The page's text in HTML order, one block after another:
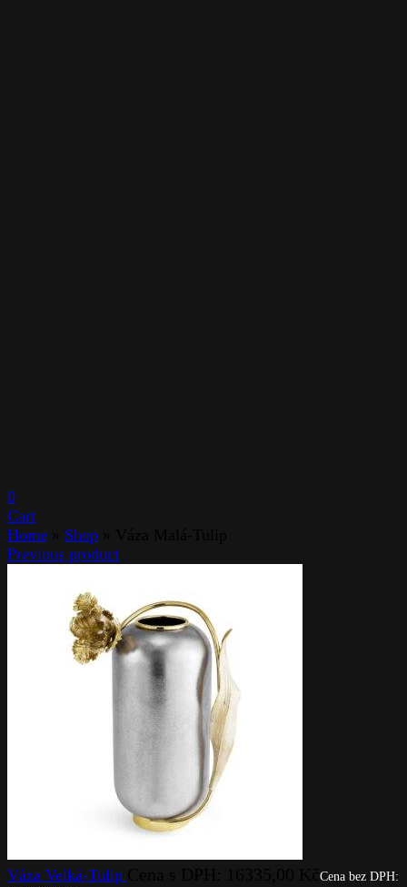
0
Cart
Home
Shop
Previous product
Váza Velká-Tulip
Cena bez DPH: